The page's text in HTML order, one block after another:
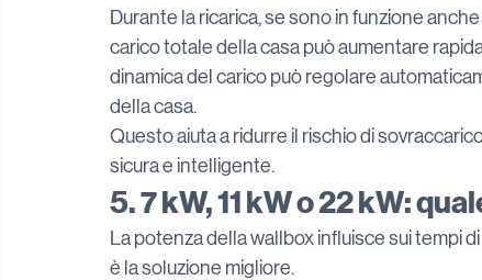
Durante la ricarica, se sono in funzione
carico totale della casa può aumentare
dinamica del carico può regolare
della casa.
Questo aiuta a ridurre il rischio di
sicura e intelligente.
5. 7 kW, 11 kW o 22 kW:
La potenza della wallbox influisce sui tempi
è la soluzione migliore.